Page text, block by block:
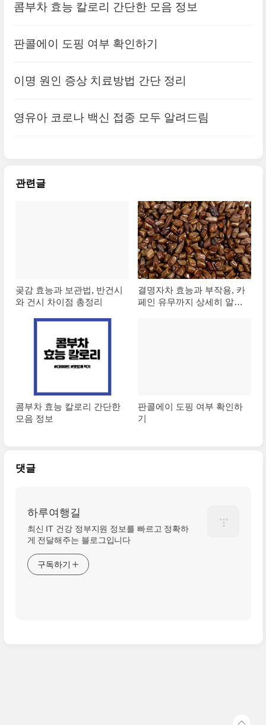
콤부차 효능 칼로리 간단한 모음 정보
판콜에이 도핑 여부 확인하기
이명 원인 증상 치료방법 간단 정리
영유아 코로나 백신 접종 모두 알려드림
관련글
곶감 효능과 보관법, 반건시
와 건시 차이점 총정리
결명자차 효능과 부작용, 카
페인 유무까지 상세히 알아
콤부차 효능 칼로리 간단한
모음 정보
판콜에이 도핑 여부 확인하
기
댓글
하루여행길
최신 IT 건강 정부지원 정보를 빠르고 정확하
게 전달해주는 블로그입니다
구독하기